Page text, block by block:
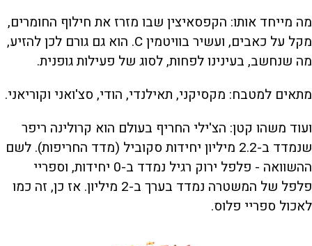
מה מייחד אותו: הקפסאיצין שבו מזרז את חילוף החומרים,
מקל על כאבים, ועשיר בוויטמין C. הוא גם גורם לכן להזיע,
מה שנחשב, בעינינו לפחות, לסוג של פעילות גופנית.
מתאים למטבח: מקסיקני, תאילנדי, הודי, סצ'ואני וקוריאני.
ועוד משהו קטן: הצ'ילי החריף בעולם הוא קרולינה ריפר
שנמדד ב-2.2 מיליון יחידות סקוביל (מדד החריפות). לשם
ההשוואה - פלפל ירוק רגיל נמדד ב-0 יחידות, וספריי
פלפל של המשטרה נמדד בערך ב-2 מיליון. אז כן, זה כמו
לאכול ספריי פלוס.